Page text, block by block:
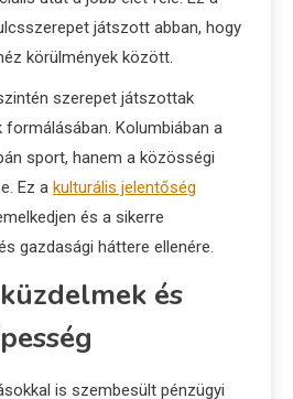
játszott abban, hogy
körülmények között.
szerepet játszottak
formálásában. Kolumbiában a
sport, hanem a közösségi
Ez a kulturális jelentőség
és a sikerre
gazdasági háttere ellenére.
és
is szembesült pénzügyi